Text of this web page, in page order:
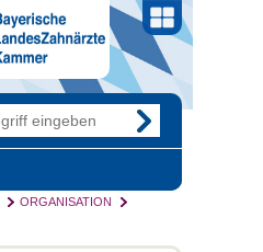
ORGANISATION